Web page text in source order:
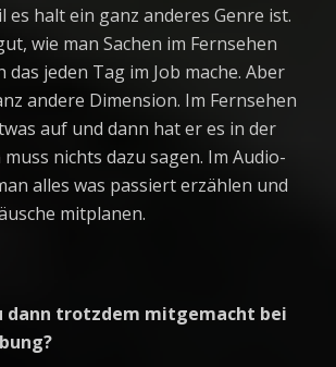
es halt ein ganz anderes Genre ist.
wie man Sachen im Fernsehen
das jeden Tag im Job mache. Aber
andere Dimension. Im Fernsehen
auf und dann hat er es in der
nichts dazu sagen. Im Audio-
alles was passiert erzählen und
mitplanen.
dann trotzdem mitgemacht bei